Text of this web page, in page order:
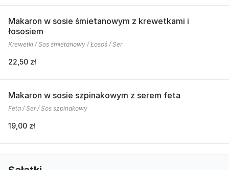
Makaron w sosie śmietanowym z krewetkami i
łososiem
Krewetki / Sos śmietanowy / Łosoś / Ser
22,50 zł
Makaron w sosie szpinakowym z serem feta
Feta / Ser / Sos szpinakowy
19,00 zł